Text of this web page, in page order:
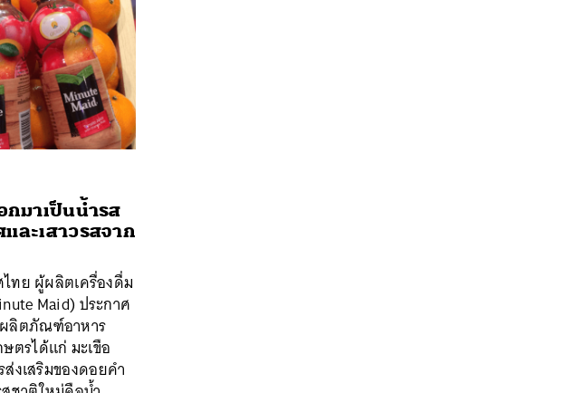
มาเป็นน้ำรส
ละเสาวรสจาก
ทย ผู้ผลิตเครื่องดื่ม
Maid) ประกาศ
ลิตภัณฑ์อาหาร
ตรได้แก่ มะเขือ
ส่งเสริมของดอยคำ
EMAIL